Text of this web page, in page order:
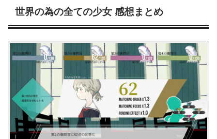
世界の為の全ての少女 感想まとめ